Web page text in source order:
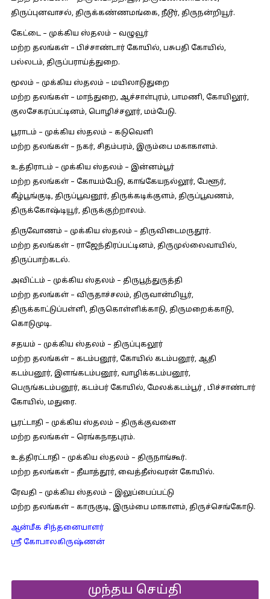
திருப்புனவாசல், திருக்கண்ணமங்கை, நீடூர், திருநன்றியூர்.
கேட்டை – முக்கிய ஸ்தலம் – வழுவூர்
மற்ற தலங்கள் – பிச்சாண்டார் கோயில், பசுபதி கோயில்,
பல்லடம், திருப்பராய்த்துறை.
மூலம் – முக்கிய ஸ்தலம் – மயிலாடுதுறை
மற்ற தலங்கள் – மாந்துறை, ஆச்சாள்புரம், பாமணி, கோயிலூர்,
குலசேகரப்பட்டினம், பொழிச்சலூர், மம்பேடு.
பூராடம் – முக்கிய ஸ்தலம் – கடுவெளி
மற்ற தலங்கள் – நகர், சிதம்பரம், இரும்பை மகாகாளம்.
உத்திராடம் – முக்கிய ஸ்தலம் – இன்னம்பூர்
மற்ற தலங்கள் – கோயம்பேடு, காங்கேயநல்லூர், பேளூர்,
கீழ்பூங்குடி, திருப்பூவனூர், திருக்கடிக்குளம், திருப்பூவணம்,
திருக்கோஷ்டியூர், திருக்குற்றாலம்.
திருவோணம் – முக்கிய ஸ்தலம் – திருவிடைமருதூர்.
மற்ற தலங்கள் – ராஜேந்திரப்பட்டினம், திருமுல்லைவாயில்,
திருப்பாற்கடல்.
அவிட்டம் – முக்கிய ஸ்தலம் – திருபூந்துருத்தி
மற்ற தலங்கள் – விருதாச்சலம், திருவான்மியூர்,
திருக்காட்டுப்பள்ளி, திருகொள்ளிக்காடு, திருமறைக்காடு,
கொடுமுடி.
சதயம் – முக்கிய ஸ்தலம் – திருப்புகலூர்
மற்ற தலங்கள் – கடம்பனூர், கோயில் கடம்பனூர், ஆதி
கடம்பனூர், இளங்கடம்பனூர், வாழிக்கடம்பனூர்,
பெருங்கடம்பனூர், கடம்பர் கோயில், மேலக்கடம்பூர் , பிச்சாண்டார்
கோயில், மதுரை.
பூரட்டாதி – முக்கிய ஸ்தலம் – திருக்குவளை
மற்ற தலங்கள் – ரெங்கநாதபுரம்.
உத்திரட்டாதி – முக்கிய ஸ்தலம் – திருநாங்கூர்.
மற்ற தலங்கள் – தீயாத்தூர், வைத்தீஸ்வரன் கோயில்.
ரேவதி – முக்கிய ஸ்தலம் – இலுப்பைப்பட்டு
மற்ற தலங்கள் – காருகுடி, இரும்பை மாகாளம், திருச்செங்கோடு.
ஆன்மீக சிந்தனையாளர்
ஸ்ரீ கோபாலகிருஷ்ணன்
முந்தய செய்தி